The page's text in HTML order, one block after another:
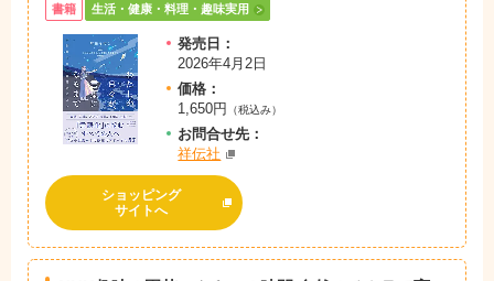
書籍 生活・健康・料理・趣味実用
発売日：
2026年4月2日
価格：
1,650円
（税込み）
お問合せ先：
祥伝社
ショッピング
サイトへ